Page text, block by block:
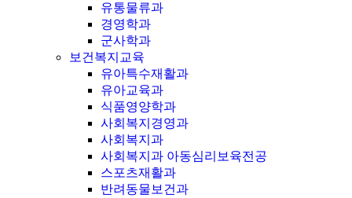
유통물류과
경영학과
군사학과
보건복지교육
유아특수재활과
유아교육과
식품영양학과
사회복지경영과
사회복지과
사회복지과 아동심리보육전공
스포츠재활과
반려동물보건과